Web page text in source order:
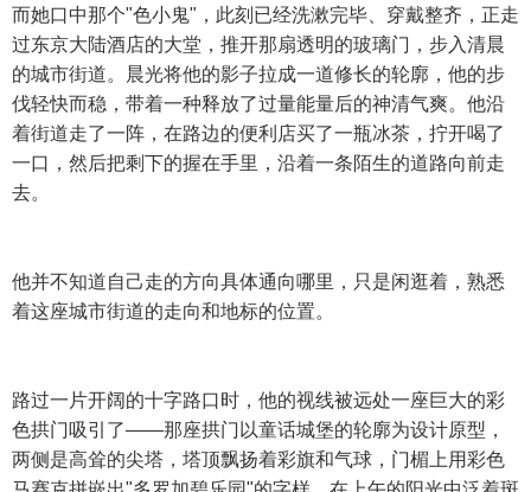
而她口中那个"色小鬼"，此刻已经洗漱完毕、穿戴整齐，正走
过东京大陆酒店的大堂，推开那扇透明的玻璃门，步入清晨
的城市街道。晨光将他的影子拉成一道修长的轮廓，他的步
伐轻快而稳，带着一种释放了过量能量后的神清气爽。他沿
着街道走了一阵，在路边的便利店买了一瓶冰茶，拧开喝了
一口，然后把剩下的握在手里，沿着一条陌生的道路向前走
去。
他并不知道自己走的方向具体通向哪里，只是闲逛着，熟悉
着这座城市街道的走向和地标的位置。
路过一片开阔的十字路口时，他的视线被远处一座巨大的彩
色拱门吸引了——那座拱门以童话城堡的轮廓为设计原型，
两侧是高耸的尖塔，塔顶飘扬着彩旗和气球，门楣上用彩色